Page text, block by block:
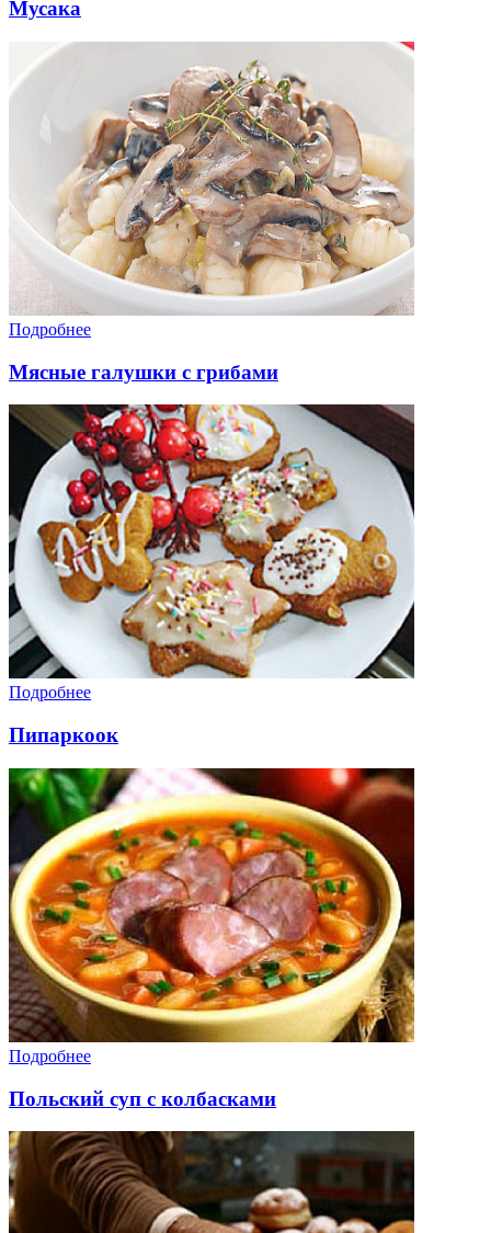
Мусака
Подробнее
Мясные галушки с грибами
Подробнее
Пипаркоок
Подробнее
Польский суп с колбасками